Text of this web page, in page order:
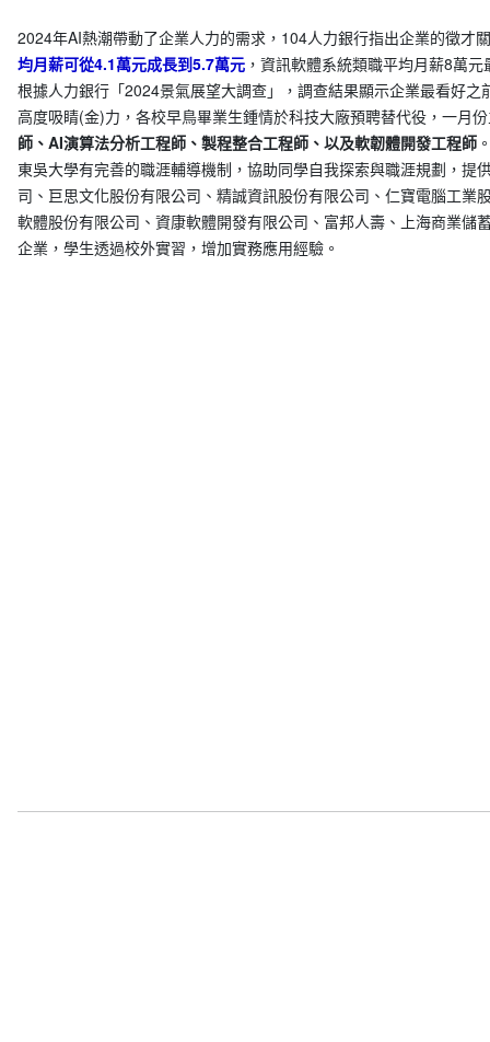
2024年AI熱潮帶動了企業人力的需求，104人力銀行指出企業的徵才
均月薪可從4.1萬元成長到5.7萬元 ，資訊軟體系統類職平均月薪8萬元
根據人力銀行「2024景氣展望大調查」，調查結果顯示企業最看好
高度吸睛(金)力，各校早鳥畢業生鍾情於科技大廠預聘替代役，一月
師、AI演算法分析工程師、製程整合工程師、以及軟韌體開發工程師
東吳大學有完善的職涯輔導機制，協助同學自我探索與職涯規劃，
司、巨思文化股份有限公司、精誠資訊股份有限公司、仁寶電腦工
軟體股份有限公司、資康軟體開發有限公司、富邦人壽、上海商業
企業，學生透過校外實習，增加實務應用經驗。